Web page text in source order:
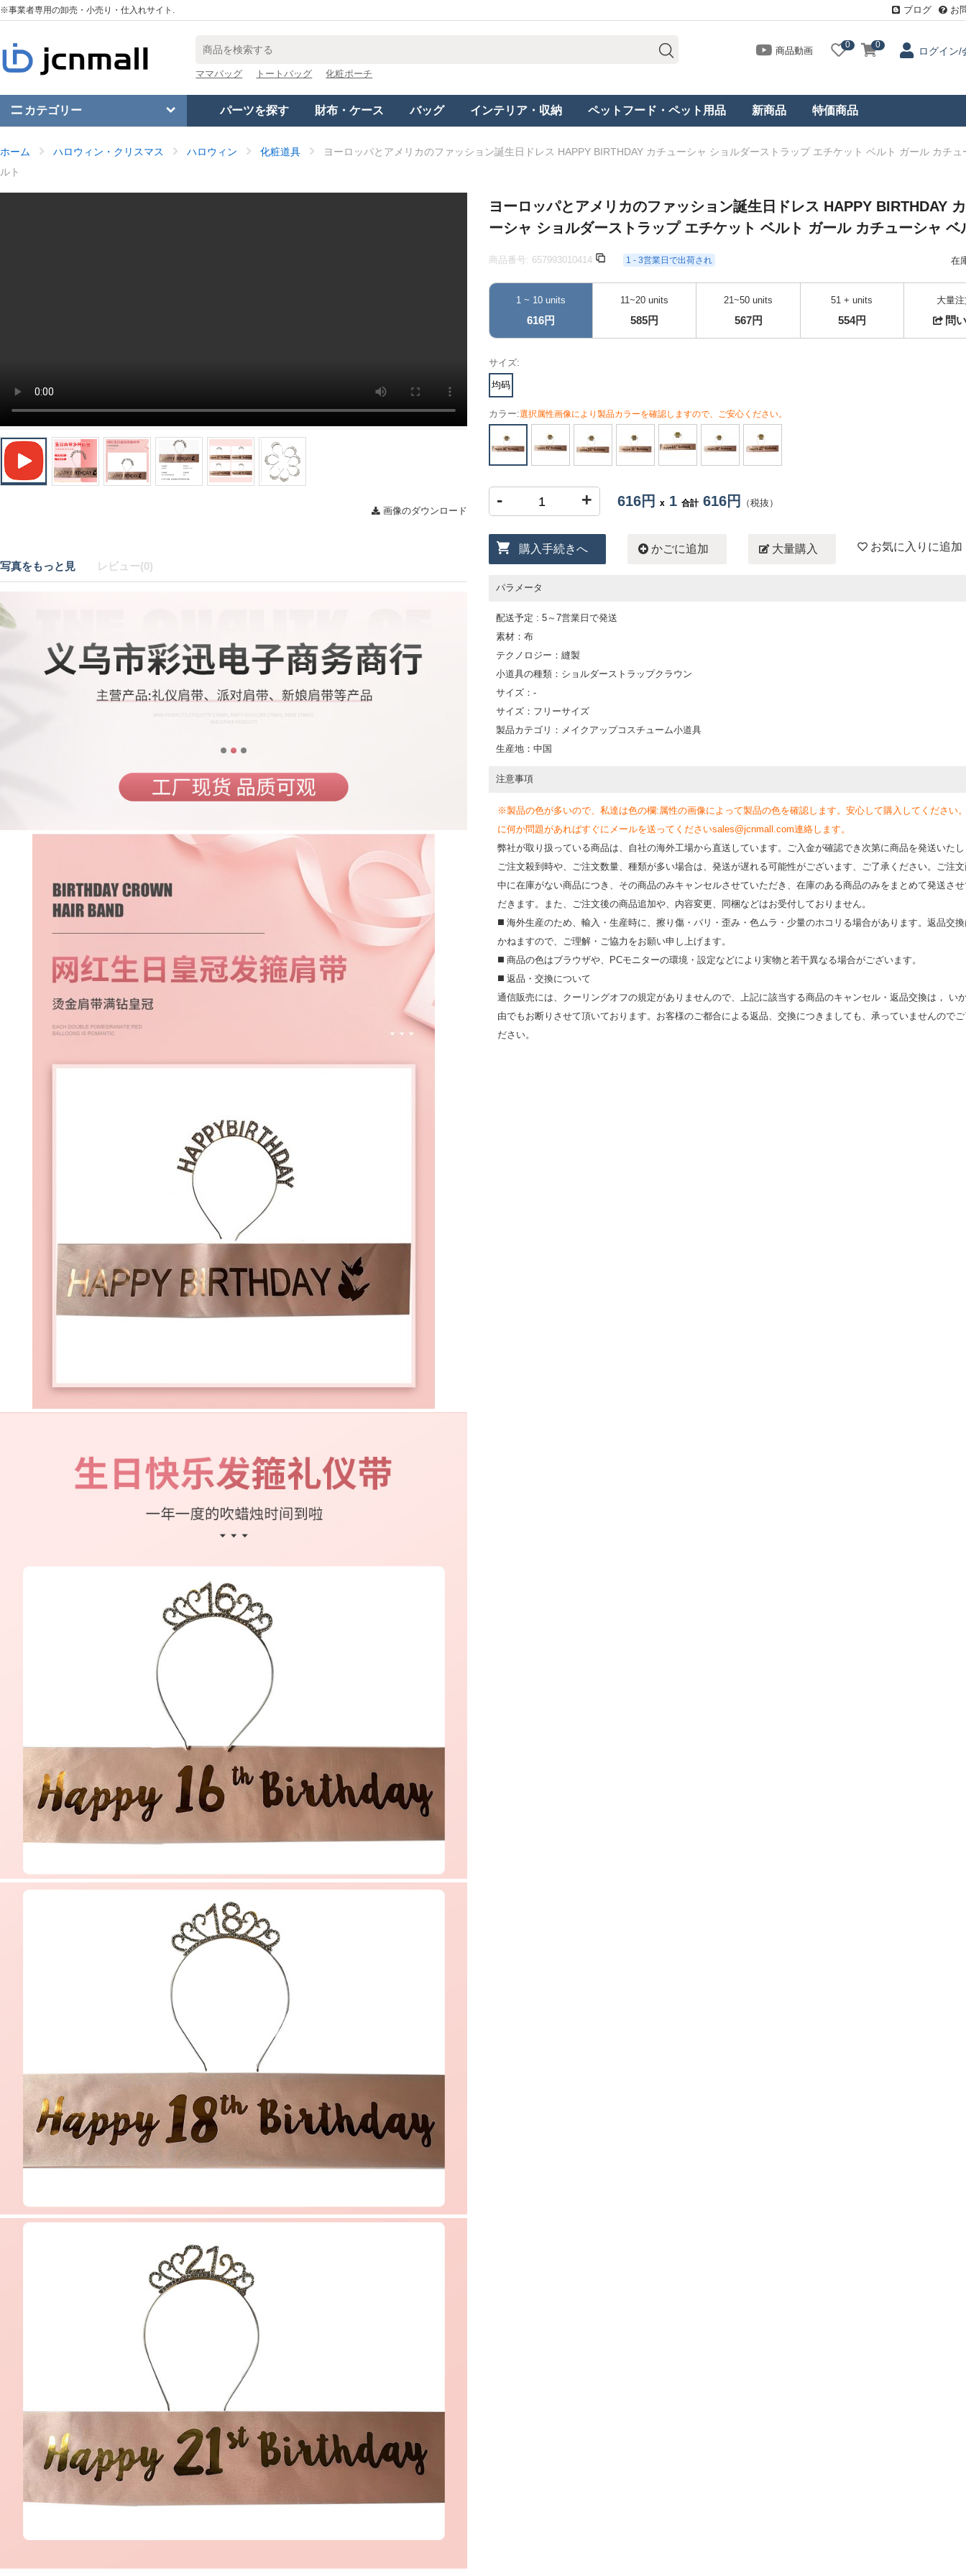
※事業者専用の卸売・小売り・仕入れサイト. ブログ お
ママバッグ トートバッグ 化粧ポーチ
商品動画
0 0
ログイン/
カテゴリー パーツを探す 財布・ケース バッグ インテリア・収納 ペットフード・ペット用品 新商品 特価商品
ホーム ハロウィン・クリスマス ハロウィン 化粧道具
ヨーロッパとアメリカのファッション誕生日ドレス HAPPY BIRTHDAY カチューシャ ショルダーストラップ エチケット ベルト ガール カチュ
ルト
画像のダウンロード
写真をもっと見 レビュー(0)
ヨーロッパとアメリカのファッション誕生日ドレス HAPPY BIRTHDAY
ーシャ ショルダーストラップ エチケット ベルト ガール カチューシャ ベ
商品番号: 657993010414 1 - 3営業日で出荷され 在
1 ~ 10 units
616円
11~20 units
585円
21~50 units
567円
51 + units
554円
大量
問
サイズ:
均码
カラー:選択属性画像により製品カラーを確認しますので、ご安心ください。
- + 616円 x 1 合計616円 （税抜）
購入手続きへ かごに追加 大量購入 お気に入りに追加
パラメータ
配送予定 : 5～7営業日で発送
素材：布
テクノロジー：縫製
小道具の種類：ショルダーストラップクラウン
サイズ：-
サイズ：フリーサイズ
製品カテゴリ：メイクアップコスチューム小道具
生産地：中国
注意事項
※製品の色が多いので、私達は色の欄:属性の画像によって製品の色を確認します。安心して購入してください
に何か問題があればすぐにメールを送ってくださいsales@jcnmall.com連絡します。
弊社が取り扱っている商品は、自社の海外工場から直送しています。ご入金が確認でき次第に商品を発送いた
ご注文殺到時や、ご注文数量、種類が多い場合は、発送が遅れる可能性がございます、ご了承ください。ご注
中に在庫がない商品につき、その商品のみキャンセルさせていただき、在庫のある商品のみをまとめて発送さ
だきます。また、ご注文後の商品追加や、内容変更、同梱などはお受付しておりません。
◼️ 海外⽣産のため、輸⼊・⽣産時に、擦り傷・バリ・歪み・色ムラ・少量のホコリる場合があります。返品交
かねますので、ご理解・ご協⼒をお願い申し上げます。
◼️ 商品の⾊はブラウザや、PCモニターの環境・設定などにより実物と若⼲異なる場合がございます。
◼️ 返品・交換について
通信販売には、クーリングオフの規定がありませんので、上記に該当する商品のキャンセル・返品交換は， い
由でもお断りさせて頂いております。お客様のご都合による返品、交換につきましても、承っていませんので
ださい。